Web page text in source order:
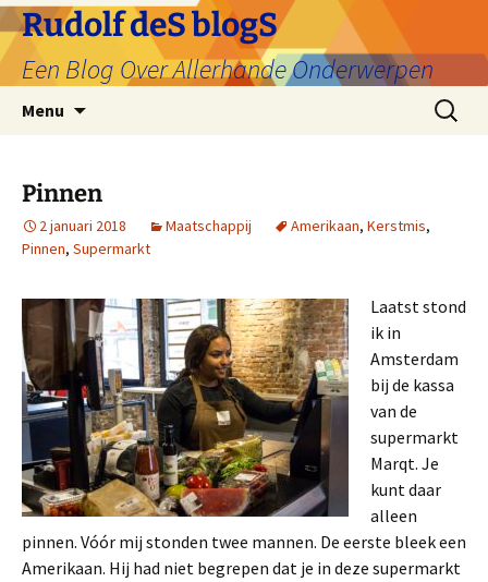
Ga
naar
de
inhoud
Rudolf deS blogS
Een Blog Over Allerhande Onderwerpen
Menu
Zoeken
naar:
Pinnen
2 januari 2018 Maatschappij Amerikaan, Kerstmis,
Pinnen, Supermarkt
Laatst stond
ik in
Amsterdam
bij de kassa
van de
supermarkt
Marqt. Je
kunt daar
alleen
pinnen. Vóór mij stonden twee mannen. De eerste bleek een
Amerikaan. Hij had niet begrepen dat je in deze supermarkt